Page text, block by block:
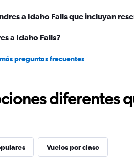
a Idaho Falls que incluyan
a Idaho Falls?
preguntas frecuentes
diferentes
Vuelos por clase